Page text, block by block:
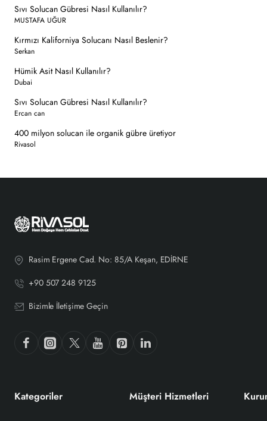
Sıvı Solucan Gübresi Nasıl Kullanılır?
MUSTAFA UĞUR
Kırmızı Kaliforniya Solucanı Nasıl Beslenir?
Serkan
Hümik Asit Nasıl Kullanılır?
Dubai
Sıvı Solucan Gübresi Nasıl Kullanılır?
Ercan can
400 milyon solucan ile organik gübre üretiyor
Rivasol
Rasim Ergene Cad. No: 85/A Keşan, EDİRNE
+90 507 248 9125
Bizimle İletişime Geçin
Kategoriler Müşteri Hizmetleri